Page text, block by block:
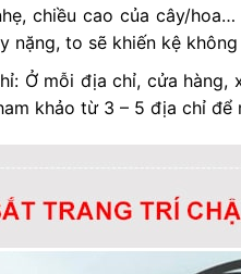
chiều cao của cây/
nặng, to sẽ khiến kệ
Ở mỗi địa chỉ, cửa
khảo từ 3 – 5 địa chỉ